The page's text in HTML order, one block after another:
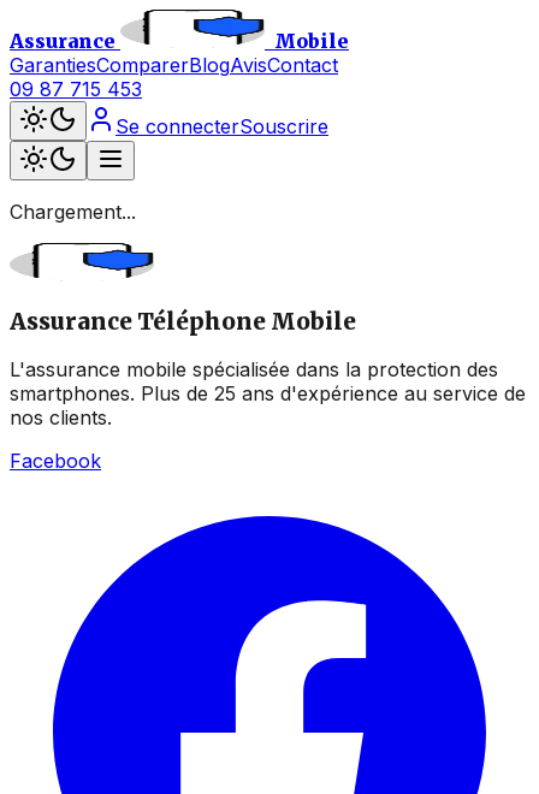
Assurance
Mobile
GarantiesComparerBlogAvisContact
09 87 715 453
Se connecterSouscrire
Chargement...
Assurance Téléphone Mobile
L'assurance mobile spécialisée dans la protection des
smartphones. Plus de 25 ans d'expérience au service de
nos clients.
Facebook